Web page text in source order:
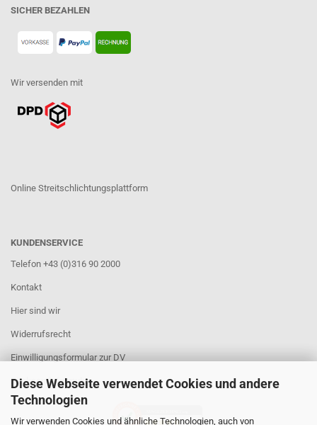
Diese Webseite verwendet Cookies und andere
Technologien
Wir verwenden Cookies und ähnliche Technologien, auch von
SICHER BEZAHLEN
Wir versenden mit
Online Streitschlichtungsplattform
KUNDENSERVICE
Telefon +43 (0)316 90 2000
Kontakt
Hier sind wir
Widerrufsrecht
Einwilligungsformular zur DV
Rücksendeformular